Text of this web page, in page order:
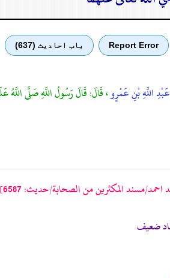
Report Error باب احادیث (637)
عَبْدِ اللَّهِ بْنِ عَمْرٍو، قَالَ: قَالَ رَسُولُ اللَّهِ صَلَّى اللَّهُ
مسند المكثرين من الصحابة/حدیث: 6587]
ضعيف